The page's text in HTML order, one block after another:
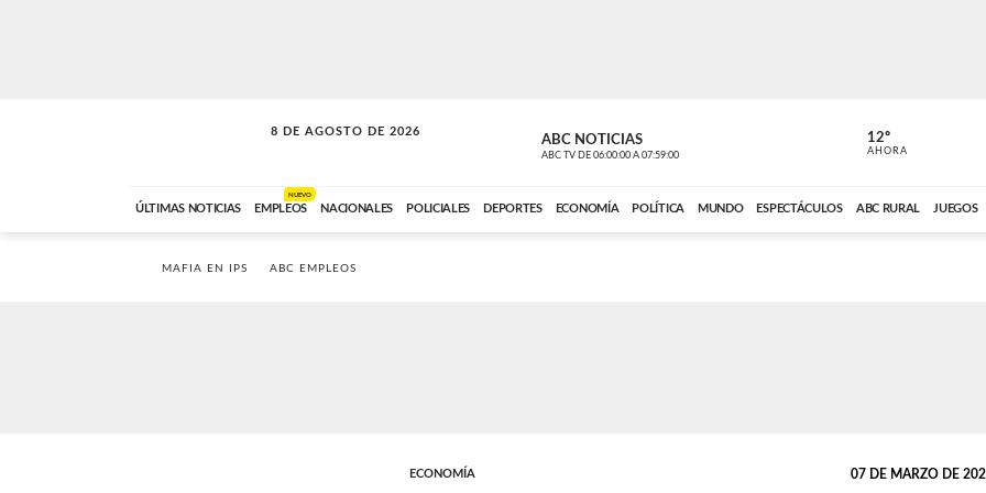
8 DE AGOSTO DE 2026
SOLO MÚSICA ABC NOTICIAS
ABC TV DE 06:00:00 A 07:59:00 ABC CARDINAL
12º
AHORA
ÚLTIMAS NOTICIAS EMPLEOS
NUEVO
NACIONALES POLICIALES DEPORTES ECONOMÍA POLÍTICA MUNDO ESPECTÁCULOS ABC RURAL JUEGOS
MAFIA EN IPS ABC EMPLEOS
ECONOMÍA 07 DE MARZO DE